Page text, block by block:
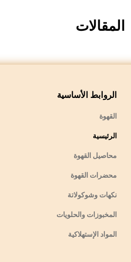
المقالات
الروابط الأساسية
القهوة
الرئيسية
محاصيل القهوة
محضرات القهوة
نكهات وشوكولاتة
المخبوزات والحلويات
المواد الإستهلاكية